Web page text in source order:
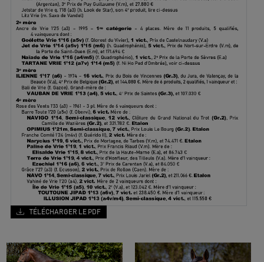
TÉLÉCHARGER LE PDF